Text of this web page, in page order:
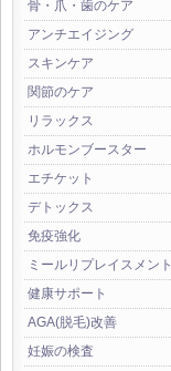
骨・爪・歯のケア
アンチエイジング
スキンケア
関節のケア
リラックス
ホルモンブースター
エチケット
デトックス
免疫強化
ミールリプレイスメント
健康サポート
AGA(脱毛)改善
妊娠の検査